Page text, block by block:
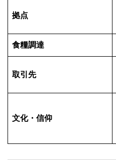
拠点
食糧調達
取引先
文化・信仰